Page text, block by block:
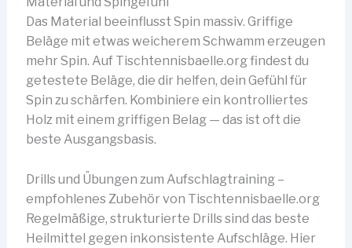
Das Material beeinflusst Spin massiv. Griffige
Beläge mit etwas weicherem Schwamm erzeugen
mehr Spin. Auf Tischtennisbaelle.org findest du
getestete Beläge, die dir helfen, dein Gefühl für
Spin zu schärfen. Kombiniere ein kontrolliertes
Holz mit einem griffigen Belag — das ist oft die
beste Ausgangsbasis.
Drills und Übungen zum Aufschlagtraining –
empfohlenes Zubehör von Tischtennisbaelle.org
Regelmäßige, strukturierte Drills sind das beste
Heilmittel gegen inkonsistente Aufschläge. Hier